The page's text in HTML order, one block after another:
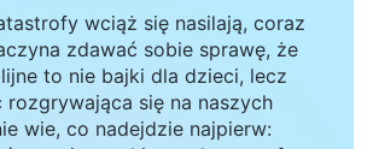
z czym się psuło i trzeba je
Gdy przywódca sie o tym
„Całe jedzenie spleśniało.
ususzyłbyś je i dopilnował,
wciąż się nasilają, coraz
zdawać sobie sprawę, że
to nie bajki dla dzieci, lecz
się na naszych
wie, co nadejdzie najpierw: